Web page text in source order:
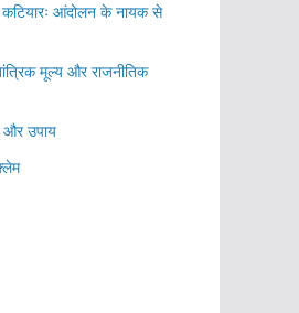
कटियारः आंदोलन के नायक से
मूल्य और राजनीतिक
और उपाय